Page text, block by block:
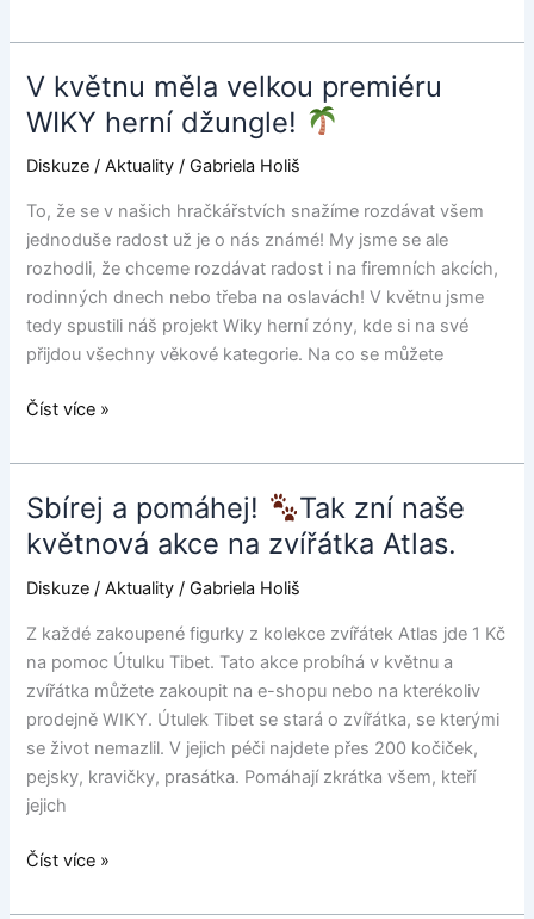
V květnu měla velkou premiéru
WIKY herní džungle!
Diskuze /Aktuality / Gabriela Holiš
To, že se v našich hračkářstvích snažíme rozdávat všem
jednoduše radost už je o nás známé! My jsme se ale
rozhodli, že chceme rozdávat radost i na firemních akcích,
rodinných dnech nebo třeba na oslavách! V květnu jsme
tedy spustili náš projekt Wiky herní zóny, kde si na své
přijdou všechny věkové kategorie. Na co se můžete
V
květnu
měla
velkou
WIKY
herní
džungle!
Číst více »
Sbírej a pomáhej!
Tak zní naše
květnová akce na zvířátka Atlas.
Diskuze /Aktuality / Gabriela Holiš
Z každé zakoupené figurky z kolekce zvířátek Atlas jde 1 Kč
na pomoc Útulku Tibet. Tato akce probíhá v květnu a
zvířátka můžete zakoupit na e-shopu nebo na kterékoliv
prodejně WIKY. Útulek Tibet se stará o zvířátka, se kterými
se život nemazlil. V jejich péči najdete přes 200 kočiček,
pejsky, kravičky, prasátka. Pomáhají zkrátka všem, kteří
jejich
Sbírej
a
pomáhej!
zní
naše
květnová
akce
na
zvířátka
Atlas.
Číst více »